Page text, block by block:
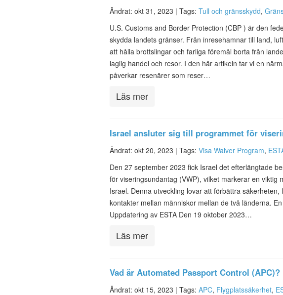
Ändrat: okt 31, 2023 | Tags: Tull och gränsskydd,
U.S. Customs and Border Protection (CBP ) är den
skydda landets gränser. Från inresehamnar till land,
att hålla brottslingar och farliga föremål borta från
laglig handel och resor. I den här artikeln tar vi en
påverkar resenärer som reser…
Läs mer
Israel ansluter sig till programmet för
Ändrat: okt 20, 2023 | Tags: Visa Waiver Program,
Den 27 september 2023 fick Israel det efterlängtade
för viseringsundantag (VWP), vilket markerar en viktig
Israel. Denna utveckling lovar att förbättra
kontakter mellan människor mellan de två länderna.
Uppdatering av ESTA Den 19 oktober 2023…
Läs mer
Vad är Automated Passport Control (APC)?
Ändrat: okt 15, 2023 | Tags: APC, Flygplatssäkerhet,